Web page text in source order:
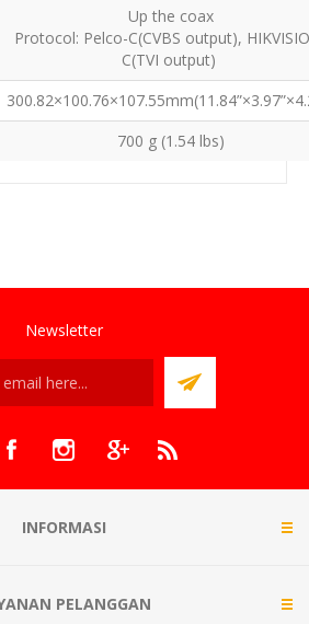
Up the coax
Protocol: Pelco-C(CVBS output),
C(TVI output)
700 g (1.54 lbs)
Newsletter
INFORMASI
PELANGGAN